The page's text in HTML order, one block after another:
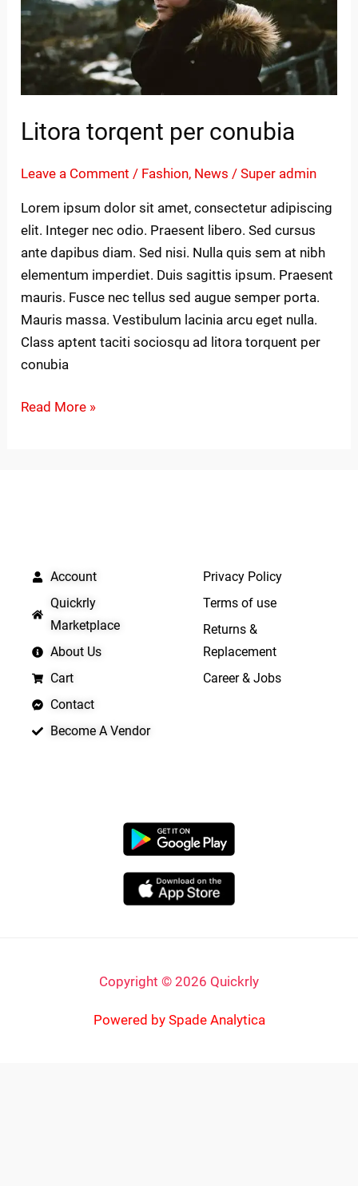
Litora torqent per conubia
Leave a Comment / Fashion, News /Super admin
Lorem ipsum dolor sit amet, consectetur adipiscing
elit. Integer nec odio. Praesent libero. Sed cursus
ante dapibus diam. Sed nisi. Nulla quis sem at nibh
elementum imperdiet. Duis sagittis ipsum. Praesent
mauris. Fusce nec tellus sed augue semper porta.
Mauris massa. Vestibulum lacinia arcu eget nulla.
Class aptent taciti sociosqu ad litora torquent per
conubia
conubia
Read More »
Account
Quickrly
Marketplace
About Us
Cart
Contact
Become A Vendor
Privacy Policy
Terms of use
Returns &
Replacement
Career & Jobs
Copyright © 2026 Quickrly
Powered by Spade Analytica